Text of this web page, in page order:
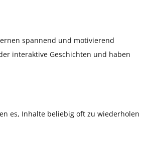
spannend und motivierend
interaktive Geschichten und haben
es, Inhalte beliebig oft zu wiederholen